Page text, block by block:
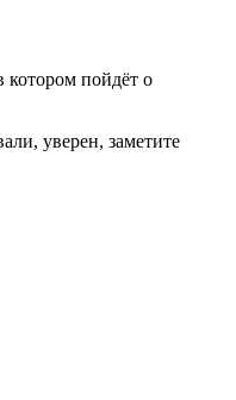
котором пойдёт о
уверен, заметите